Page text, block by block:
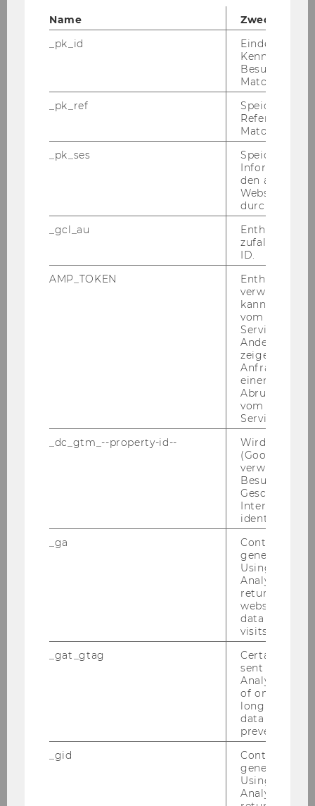
Impact Grant Research geht in die
dritte Runde
Mit der Förderschiene für Third-Mission-
gesellschaftliche und praktische Nutzen
wissenschaftlicher Forschung gezielt
außerakademische Kontexte nachhaltig
Impact
World Emissions Clock
Name
Zweck
_pk_id
Eindeutige
Besuchers
Matomo.
_pk_ref
Speicherung
Referrers
Matomo.
_pk_ses
Speicherung
den aktuellen
durch
_gcl_au
Enthält eine
ID.
AMP_TOKEN
Enthält ein
verwendet
kann, um
vom AMP-
Service
Andere
zeigen Opt-
Anfrage im
einen Fehler
Abrufen
vom AMP
Service an.
_dc_gtm_--property-id--
Wird von
(Google Tag
verwendet,
Besucher
Geschlecht
Interessen zu
identifizieren.
_ga
Contains a
generated
Using this
Analytics can
returning
website and
data from
visits.
_gat_gtag
Certain data
sent to
Analytics a
of once per
long as it is
data
prevented.
_gid
Contains a
generated
Using this
Analytics can